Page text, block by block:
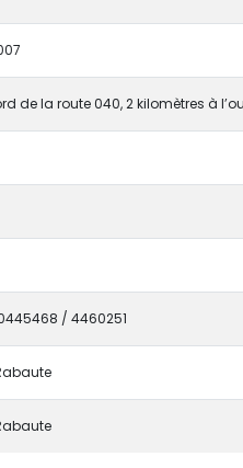
de la route 040, 2 kilomètres à
/ 4460251